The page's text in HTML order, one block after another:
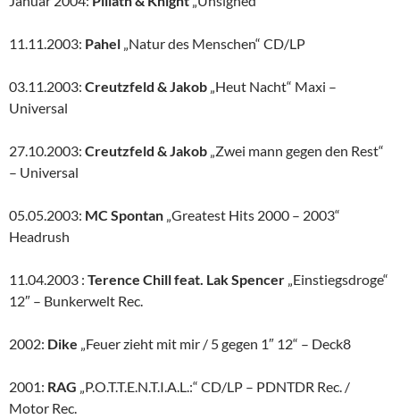
11.11.2003: Pahel „Natur des Menschen“ CD/LP
03.11.2003: Creutzfeld & Jakob „Heut Nacht“ Maxi –
Universal
27.10.2003: Creutzfeld & Jakob „Zwei mann gegen den Rest“
– Universal
05.05.2003: MC Spontan „Greatest Hits 2000 – 2003“
Headrush
11.04.2003 : Terence Chill feat. Lak Spencer „Einstiegsdroge“
12″ – Bunkerwelt Rec.
2002: Dike „Feuer zieht mit mir / 5 gegen 1″ 12“ – Deck8
2001: RAG „P.O.T.T.E.N.T.I.A.L.:“ CD/LP – PDNTDR Rec. /
Motor Rec.